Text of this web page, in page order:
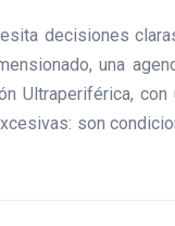
decisiones
una
Ultraperiférica,
son